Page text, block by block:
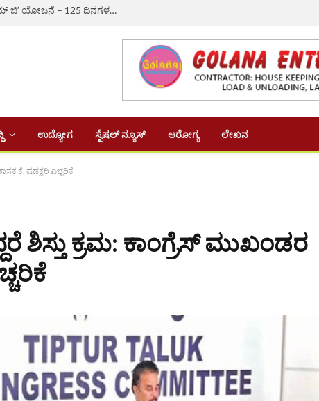
ಔರಾದ್: ಗ್ರಾಮೀಣ ಬದುಕಿಗೆ ಆಸರೆಯಾದ ‘ವಿಬಿ-ಜಿ ರಾಮ್ ಜಿ’ ಯೋಜನೆ – 125 ದಿನಗಳ ಉದ್ಯೋಗ, ದಿನಗೂಲಿ ₹382ಕ್ಕೆ ಏರಿಕೆ
ಉದ್ಯೋಗ ಸ್ಪೆಷಲ್ ನ್ಯೂಸ್ ಆರೋಗ್ಯ ಲೇಖನ
ಕೆ. ಷಡಕ್ಷರಿ ಎಚ್ಚರಿಕೆ
ಶಿಸ್ತು ಕ್ರಮ: ಕಾಂಗ್ರೆಸ್ ಮುಖಂಡರ